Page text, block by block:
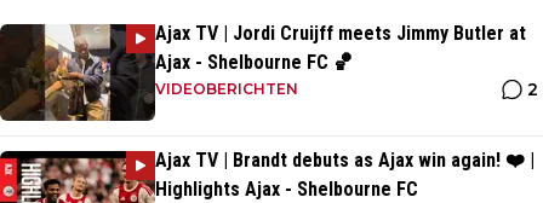
Ajax TV | Jordi Cruijff meets Jimmy Butler at
Ajax - Shelbourne FC 🏀
VIDEOBERICHTEN 2
Ajax TV | Brandt debuts as Ajax win again! ❤️ |
Highlights Ajax - Shelbourne FC